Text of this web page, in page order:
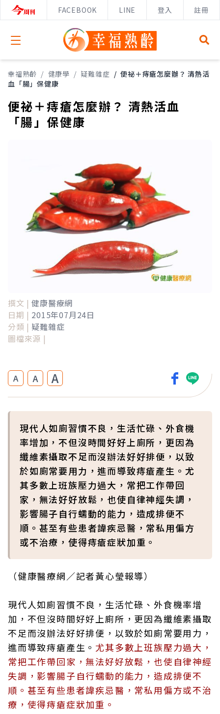
FACEBOOK LINE 登入 註冊
Open menu
幸福熟齡 / 健康學 / 疑難雜症 / 便祕＋痔瘡怎麼辦？ 清熱活
血「腸」保健康
便祕＋痔瘡怎麼辦？ 清熱活血
「腸」保健康
撰文 | 健康醫療網
日期 | 2015年07月24日
分類 | 疑難雜症
圖檔來源 |
A A A
現代人如廁習慣不良，生活忙碌、外食機
率增加，不但沒時間好好上廁所，更因為
纖維素攝取不足而沒辦法好好排便，以致
於如廁常要用力，進而導致痔瘡產生。尤
其多數上班族壓力過大，常把工作帶回
家，無法好好放鬆，也使自律神經失調，
影響腸子自行蠕動的能力，造成排便不
順。甚至有些患者諱疾忌醫，常私用偏方
或不治療，使得痔瘡症狀加重。
（健康醫療網／記者黃心瑩報導）
現代人如廁習慣不良，生活忙碌、外食機率增
加，不但沒時間好好上廁所，更因為纖維素攝取
不足而沒辦法好好排便，以致於如廁常要用力，
進而導致痔瘡產生。 尤其多數上班族壓力過大，
常把工作帶回家，無法好好放鬆，也使自律神經
失調，影響腸子自行蠕動的能力，造成排便不
順。甚至有些患者諱疾忌醫，常私用偏方或不治
療，使得痔瘡症狀加重。